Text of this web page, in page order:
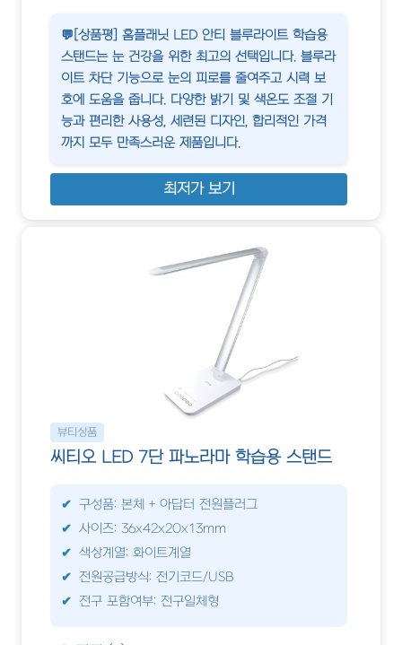
💬[상품평] 홈플래닛 LED 안티 블루라이트 학습용
스탠드는 눈 건강을 위한 최고의 선택입니다. 블루라
이트 차단 기능으로 눈의 피로를 줄여주고 시력 보
호에 도움을 줍니다. 다양한 밝기 및 색온도 조절 기
능과 편리한 사용성, 세련된 디자인, 합리적인 가격
까지 모두 만족스러운 제품입니다.
최저가 보기
뷰티상품
씨티오 LED 7단 파노라마 학습용 스탠드
구성품: 본체 + 아답터 전원플러그
사이즈: 36x42x20x13mm
색상계열: 화이트계열
전원공급방식: 전기코드/USB
전구 포함여부: 전구일체형